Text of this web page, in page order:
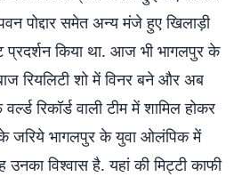
पोद्दार समेत अन्य मंजे हुए खिलाड़ी
प्रदर्शन किया था. आज भी भागलपुर के
रियलिटी शो में विनर बने और अब
रिकॉर्ड वाली टीम में शामिल होकर
जरिये भागलपुर के युवा ओलंपिक में
विश्वास है. यहां की मिट्टी काफी